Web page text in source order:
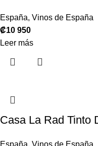
España, Vinos de España
₡10 950
Leer más
Casa La Rad Tinto
España, Vinos de España